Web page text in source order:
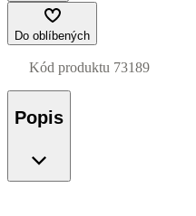
Do oblíbených
Kód produktu 73189
Popis